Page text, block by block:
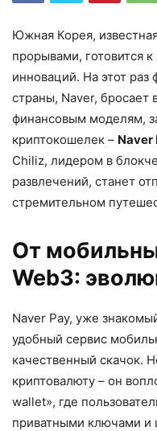
Южная Корея,
прорывами, готовится
инноваций. На этот раз
страны, Naver,
финансовым моделям,
криптокошелек – Naver
Chiliz, лидером в
развлечений, станет
стремительном
От
Web3:
Naver Pay, уже
удобный сервис
качественный скачок.
криптовалюту – он
wallet», где
приватными ключами и